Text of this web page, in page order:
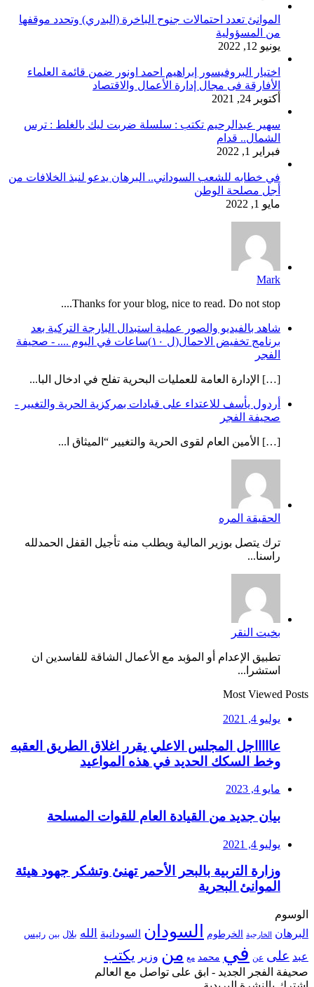
الموانئ تعدد احتمالات جنوح الباخرة (البدري) وتحدد موقفها
من المسؤولية
يونيو 12, 2022
اختيار البروفيسور إبراهيم احمد اونور ضمن قائمة العلماء
الأفارقة فى مجال إدارة الأعمال والاقتصاد
أكتوبر 24, 2021
سهير عبدالرحيم تكتب : سلسلة ضربت ليك بالغلط : ترس
الشمال.. قدام
فبراير 1, 2022
في خطابه للشعب السوداني.. البرهان يدعو لنبذ الخلافات من
أجل مصلحة الوطن
مايو 1, 2022
Mark
Thanks for your blog, nice to read. Do not stop....
شاهد بالفيديو والصور عملية استبدال البارجة التركية بعد
برنامج تخفيض الاحمال(ل ١٠)ساعات في اليوم .... - صحيفة
الفجر
[…] الإدارة العامة للعمليات البحرية تفلح في ادخال البا...
أردول يأسف للاعتداء على قيادات بمركزية الحرية والتغيير -
صحيفة الفجر
[…] الأمين العام لقوى الحرية والتغيير “الميثاق ا...
الحقيقة المره
ترك يتصل بوزير المالية ويطلب منه تأجيل القفل الحمدلله
راسنا...
بخيت النقر
تطبيق الإعدام أو المؤبد مع الأعمال الشاقة للفاسدين ان
استشرا...
Most Viewed Posts
يوليو 4, 2021
عاااااجل المجلس الاعلي يقرر اغلاق الطريق العقبه
وخط السكك الحديد في هذه المواعيد
مايو 4, 2023
بيان جديد من القيادة العام للقوات المسلحة
يوليو 4, 2021
وزارة التربية بالبحر الأحمر تهنئ وتشكر جهود هيئة
الموانئ البحرية
الوسوم
البرهان
الخارجية الخرطوم السودان السودانية الله بلال بين رئيس
عبد على عن في محمد مع من وزير يكتب
صحيفة الفجر الجديد - ابق على تواصل مع العالم